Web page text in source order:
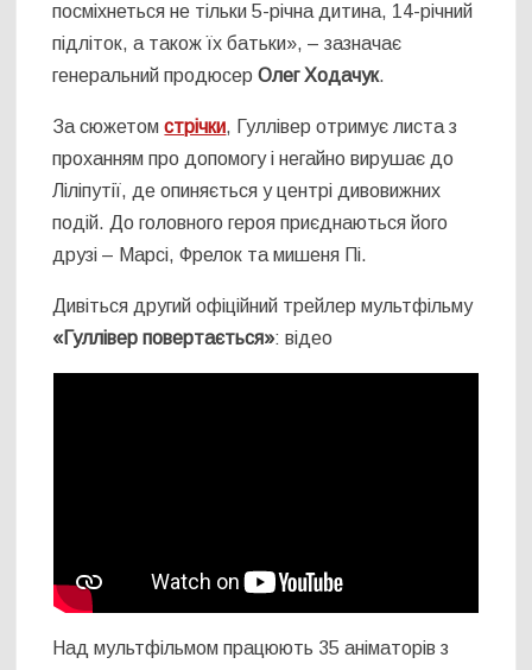
посміхнеться не тільки 5-річна дитина, 14-річний
підліток, а також їх батьки», – зазначає
генеральний продюсерОлег Ходачук.
За сюжетомстрічки, Гуллівер отримує листа з
проханням про допомогу і негайно вирушає до
Ліліпутії, де опиняється у центрі дивовижних
подій. До головного героя приєднаються його
друзі – Марсі, Фрелок та мишеня Пі.
Дивіться другий офіційний трейлер мультфільму
«Гуллівер повертається»: відео
Над мультфільмом працюють 35 аніматорів з